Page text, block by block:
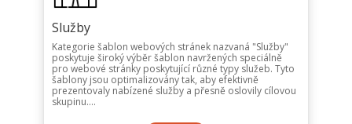
Služby
Kategorie šablon webových stránek nazvaná "Služby"
poskytuje široký výběr šablon navržených speciálně
pro webové stránky poskytující různé typy služeb. Tyto
šablony jsou optimalizovány tak, aby efektivně
prezentovaly nabízené služby a přesně oslovily cílovou
skupinu....